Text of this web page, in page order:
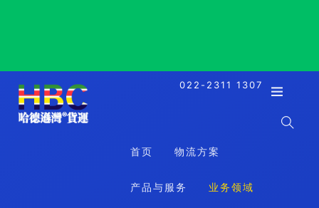
022-2311 1307
首页 物流方案
产品与服务 业务领域